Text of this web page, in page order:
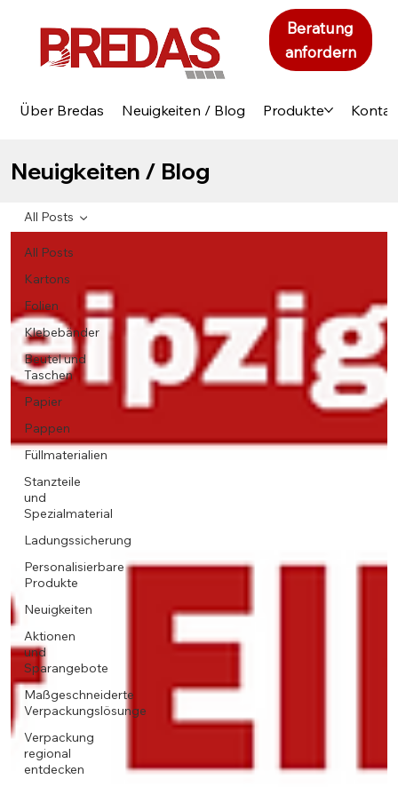
Über Bredas Neuigkeiten / Blog Produkte
Beratung
anfordern
Neuigkeiten / Blog
All Posts
Kartons
Folien
Klebebänder
Beutel und
Taschen
Papier
Pappen
Füllmaterialien
Stanzteile
und
Spezialmaterial
Ladungssicherung
Personalisierbare
Produkte
Neuigkeiten
Aktionen
und
Sparangebote
Maßgeschneiderte
Verpackungslösunge
Verpackung
regional
entdecken
All Posts